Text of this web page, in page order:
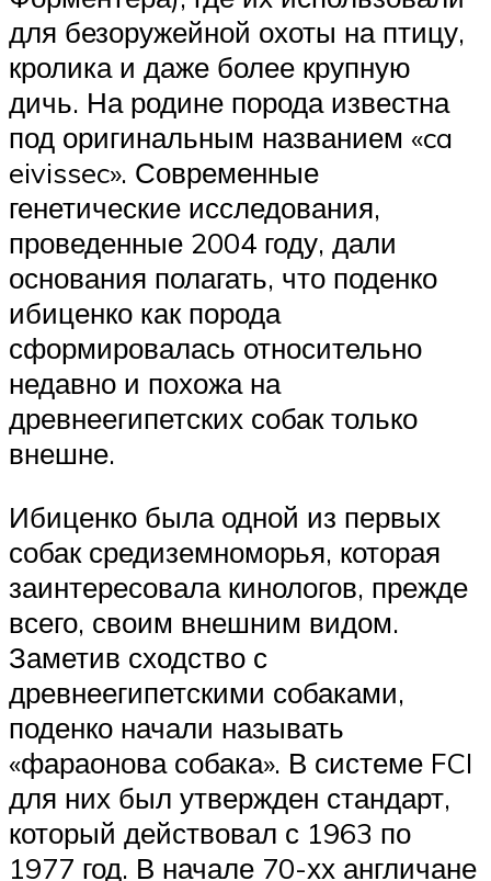
для безоружейной охоты на птицу,
кролика и даже более крупную
дичь. На родине порода известна
под оригинальным названием «ca
eivissec». Современные
генетические исследования,
проведенные 2004 году, дали
основания полагать, что поденко
ибиценко как порода
сформировалась относительно
недавно и похожа на
древнеегипетских собак только
внешне.
Ибиценко была одной из первых
собак средиземноморья, которая
заинтересовала кинологов, прежде
всего, своим внешним видом.
Заметив сходство с
древнеегипетскими собаками,
поденко начали называть
«фараонова собака». В системе FCI
для них был утвержден стандарт,
который действовал с 1963 по
1977 год. В начале 70-хх англичане